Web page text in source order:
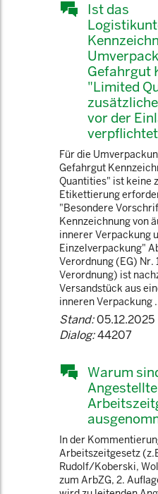
Ist das
Gefahrgut
"Limited
vor der
Für die
Gefahrgut
Quantities" ist keine
Etikettierung
"Besondere
Kennzeichnung von
innerer Verpackung
Einzelverpackung"
Verordnung (EG)
Verordnung) ist
Versandstück aus
inneren Verpackung
Stand:05.12.2025
Dialog:44207
Warum
In der
Arbeitszeitgesetz
Rudolf/Koberski,
zum ArbZG, 2.